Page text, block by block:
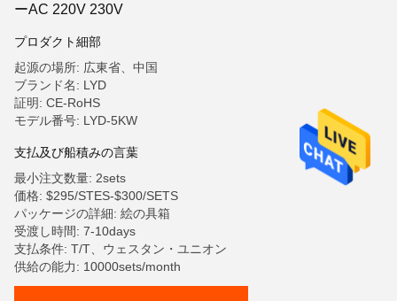
ーAC 220V 230V
プロダクト細部
起源の場所: 広東省、中国
ブランド名: LYD
証明: CE-RoHS
モデル番号: LYD-5KW
支払及び船積みの言葉
最小注文数量: 2sets
価格: $295/STES-$300/SETS
パッケージの詳細: 絵の具箱
受渡し時間: 7-10days
支払条件: T/T、ウェスタン・ユニオン
供給の能力: 10000sets/month